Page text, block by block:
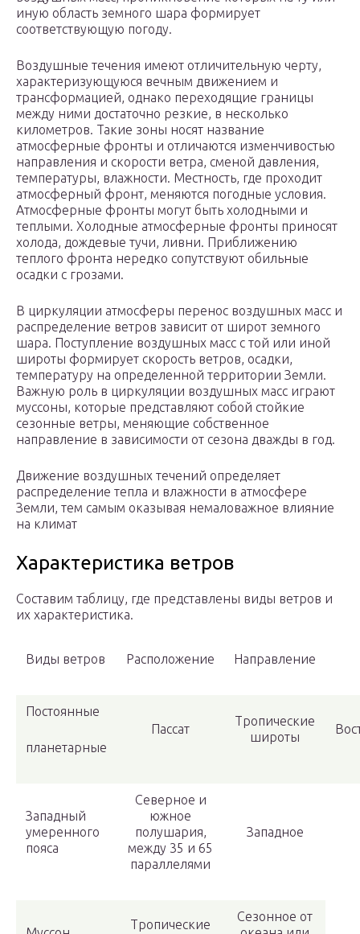
иную область земного шара формирует
соответствующую погоду.
Воздушные течения имеют отличительную черту,
характеризующуюся вечным движением и
трансформацией, однако переходящие границы
между ними достаточно резкие, в несколько
километров. Такие зоны носят название
атмосферные фронты и отличаются изменчивостью
направления и скорости ветра, сменой давления,
температуры, влажности. Местность, где проходит
атмосферный фронт, меняются погодные условия.
Атмосферные фронты могут быть холодными и
теплыми. Холодные атмосферные фронты приносят
холода, дождевые тучи, ливни. Приближению
теплого фронта нередко сопутствуют обильные
осадки с грозами.
В циркуляции атмосферы перенос воздушных масс и
распределение ветров зависит от широт земного
шара. Поступление воздушных масс с той или иной
широты формирует скорость ветров, осадки,
температуру на определенной территории Земли.
Важную роль в циркуляции воздушных масс играют
муссоны, которые представляют собой стойкие
сезонные ветры, меняющие собственное
направление в зависимости от сезона дважды в год.
Движение воздушных течений определяет
распределение тепла и влажности в атмосфере
Земли, тем самым оказывая немаловажное влияние
на климат
Характеристика ветров
Составим таблицу, где представлены виды ветров и
их характеристика.
Виды ветров Расположение Направление
Постоянные
планетарные
Пассат
Тропические
широты
Западный
умеренного
пояса
Северное и
южное
полушария,
между 35 и 65
параллелями
Западное
Тропические
Сезонное от